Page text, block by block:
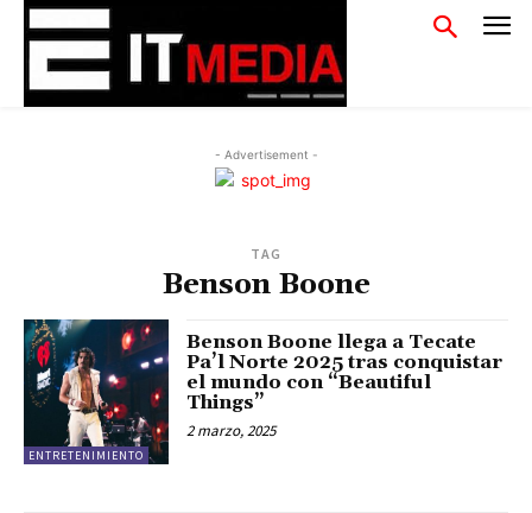
- Advertisement -
TAG
Benson Boone
ENTRETENIMIENTO
Benson Boone llega a Tecate
Pa’l Norte 2025 tras conquistar
el mundo con “Beautiful
Things”
2 marzo, 2025